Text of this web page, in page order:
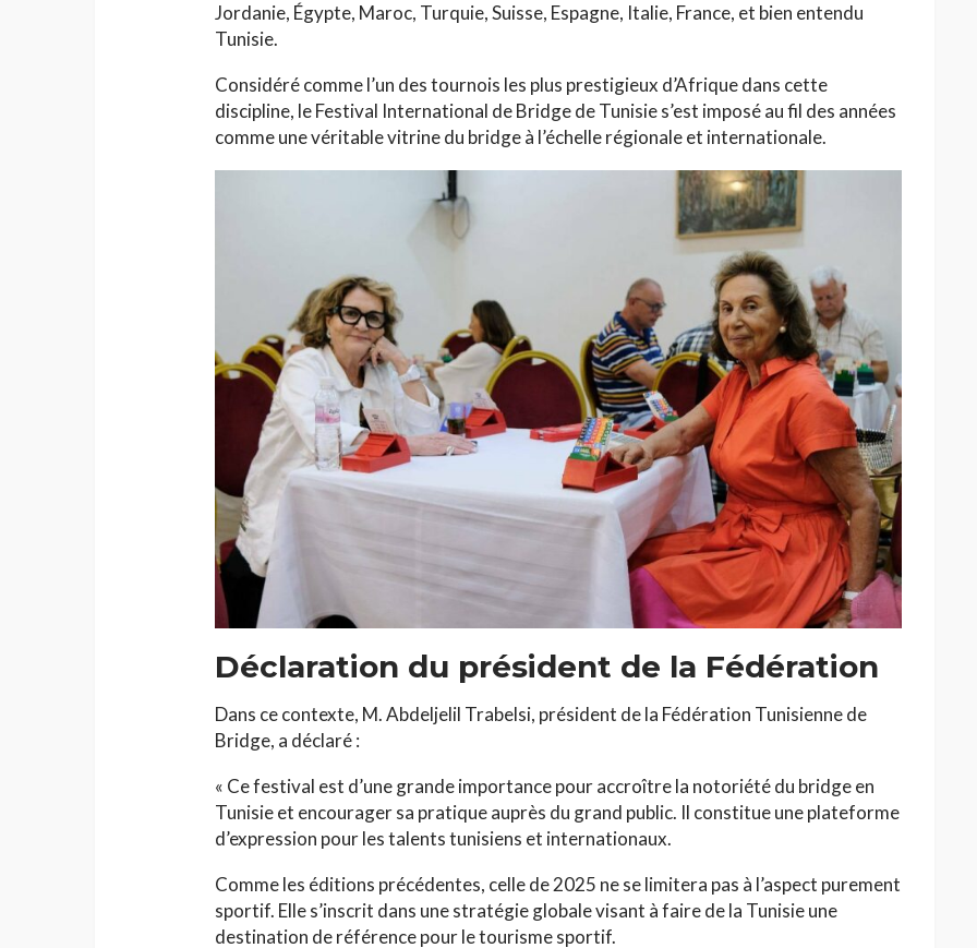
Jordanie, Égypte, Maroc, Turquie, Suisse, Espagne, Italie, France, et bien entendu
Tunisie.
Considéré comme l’un des tournois les plus prestigieux d’Afrique dans cette
discipline, le Festival International de Bridge de Tunisie s’est imposé au fil des années
comme une véritable vitrine du bridge à l’échelle régionale et internationale.
Déclaration du président de la Fédération
Dans ce contexte, M. Abdeljelil Trabelsi, président de la Fédération Tunisienne de
Bridge, a déclaré :
« Ce festival est d’une grande importance pour accroître la notoriété du bridge en
Tunisie et encourager sa pratique auprès du grand public. Il constitue une plateforme
d’expression pour les talents tunisiens et internationaux.
Comme les éditions précédentes, celle de 2025 ne se limitera pas à l’aspect purement
sportif. Elle s’inscrit dans une stratégie globale visant à faire de la Tunisie une
destination de référence pour le tourisme sportif.
Chanel Croisière 2025/26 : Une
parenthèse enchantée au Lac
de Côme
Jihène Ben Hassine
HAUTE COUTURE
Dolce & Gabbana à Taormina :
quand la Sicile devient
l’Olympe
Jihène Ben Hassine